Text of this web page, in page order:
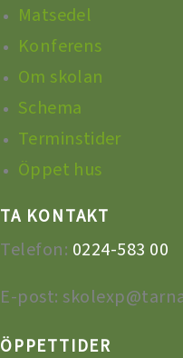
Matsedel
Konferens
Om skolan
Schema
Terminstider
Öppet hus
TA KONTAKT
Telefon: 0224-583 00
E-post:
ÖPPETTIDER